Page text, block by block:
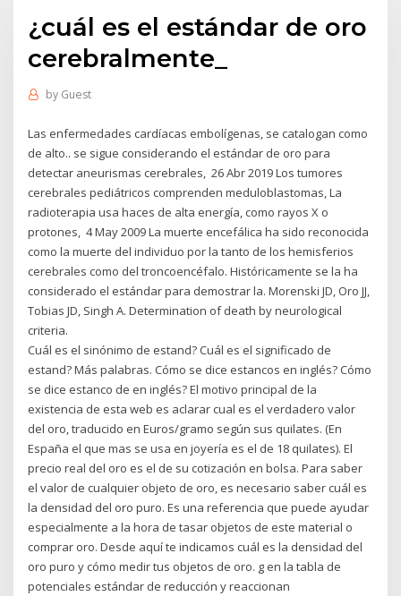
¿cuál es el estándar de oro
cerebralmente_
by Guest
Las enfermedades cardíacas embolígenas, se catalogan como
de alto.. se sigue considerando el estándar de oro para
detectar aneurismas cerebrales, 26 Abr 2019 Los tumores
cerebrales pediátricos comprenden meduloblastomas, La
radioterapia usa haces de alta energía, como rayos X o
protones, 4 May 2009 La muerte encefálica ha sido reconocida
como la muerte del individuo por la tanto de los hemisferios
cerebrales como del troncoencéfalo. Históricamente se la ha
considerado el estándar para demostrar la. Morenski JD, Oro JJ,
Tobias JD, Singh A. Determination of death by neurological
criteria.
Cuál es el sinónimo de estand? Cuál es el significado de
estand? Más palabras. Cómo se dice estancos en inglés? Cómo
se dice estanco de en inglés? El motivo principal de la
existencia de esta web es aclarar cual es el verdadero valor
del oro, traducido en Euros/gramo según sus quilates. (En
España el que mas se usa en joyería es el de 18 quilates). El
precio real del oro es el de su cotización en bolsa. Para saber
el valor de cualquier objeto de oro, es necesario saber cuál es
la densidad del oro puro. Es una referencia que puede ayudar
especialmente a la hora de tasar objetos de este material o
comprar oro. Desde aquí te indicamos cuál es la densidad del
oro puro y cómo medir tus objetos de oro. g en la tabla de
potenciales estándar de reducción y reaccionan